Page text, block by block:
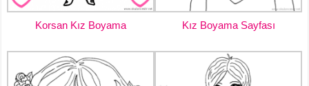
Korsan Kız Boyama Kız Boyama Sayfası